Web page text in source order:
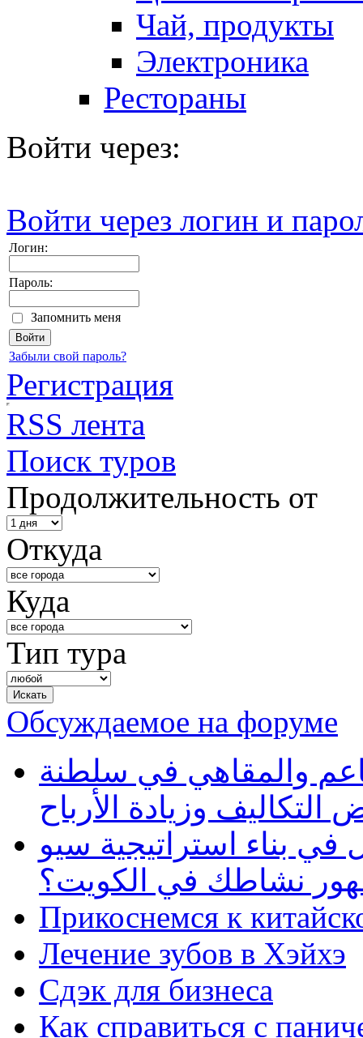
Чай, продукты
Электроника
Рестораны
Войти через:
Войти через логин и
Логин:
Пароль:
Запомнить меня
Забыли свой пароль?
Регистрация
RSS лента
Поиск туров
Продолжительность от
Откуда
Куда
Тип тура
Обсуждаемое на форуме
والمقاهي في سلطنة
وزيادة الأرباح
بناء استراتيجية سيو
نشاطك في الكويت؟
Прикоснемся к
Лечение зубов в Хэйхэ
Сдэк для бизнеса
Как справиться с